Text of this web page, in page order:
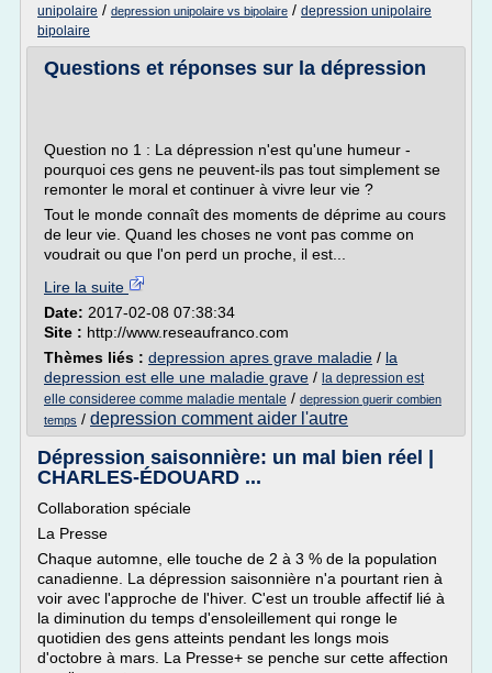
unipolaire / depression unipolaire vs bipolaire / depression unipolaire
bipolaire
Questions et réponses sur la dépression
Question no 1 : La dépression n'est qu'une humeur -
pourquoi ces gens ne peuvent-ils pas tout simplement se
remonter le moral et continuer à vivre leur vie ?
Tout le monde connaît des moments de déprime au cours
de leur vie. Quand les choses ne vont pas comme on
voudrait ou que l'on perd un proche, il est...
Lire la suite
Date: 2017-02-08 07:38:34
Site : http://www.reseaufranco.com
Thèmes liés : depression apres grave maladie / la
depression est elle une maladie grave / la depression est
elle consideree comme maladie mentale / depression guerir combien
temps / depression comment aider l'autre
Dépression saisonnière: un mal bien réel |
CHARLES-ÉDOUARD ...
Collaboration spéciale
La Presse
Chaque automne, elle touche de 2 à 3 % de la population
canadienne. La dépression saisonnière n'a pourtant rien à
voir avec l'approche de l'hiver. C'est un trouble affectif lié à
la diminution du temps d'ensoleillement qui ronge le
quotidien des gens atteints pendant les longs mois
d'octobre à mars. La Presse+ se penche sur cette affection